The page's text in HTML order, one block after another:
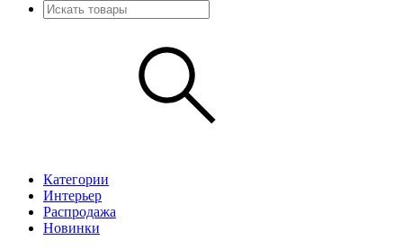
Категории
Интерьер
Распродажа
Новинки